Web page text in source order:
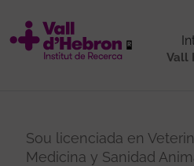
Vall
Sou licenciada en
Medicina y Sanidad